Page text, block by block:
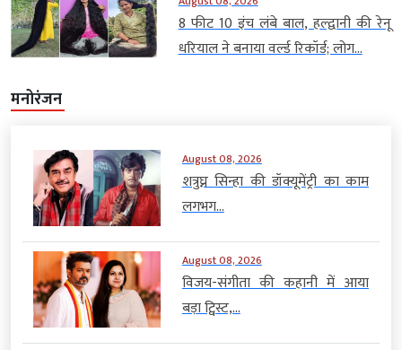
8 फीट 10 इंच लंबे बाल, हल्द्वानी की रेनू
धरियाल ने बनाया वर्ल्ड रिकॉर्ड; लोग...
मनोरंजन
August 08, 2026
शत्रुघ्न सिन्हा की डॉक्यूमेंट्री का काम
लगभग...
August 08, 2026
विजय-संगीता की कहानी में आया
बड़ा ट्विस्ट,...